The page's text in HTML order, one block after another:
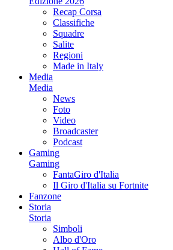
Recap Corsa
Classifiche
Squadre
Salite
Regioni
Made in Italy
Media
Media
News
Foto
Video
Broadcaster
Podcast
Gaming
Gaming
FantaGiro d'Italia
Il Giro d'Italia su Fortnite
Fanzone
Storia
Storia
Simboli
Albo d'Oro